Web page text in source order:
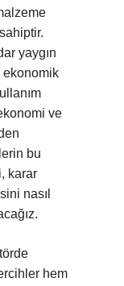
yaygın
ekonomik
ve
bu
karar
nasıl
hem